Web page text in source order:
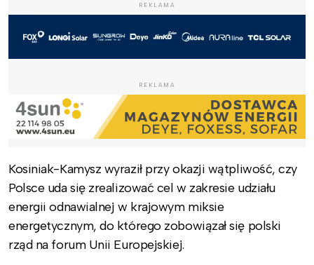
REKLAMA
REKLAMA
Kosiniak-Kamysz wyraził przy okazji wątpliwość, czy
Polsce uda się zrealizować cel w zakresie udziału
energii odnawialnej w krajowym miksie
energetycznym, do którego zobowiązał się polski
rząd na forum Unii Europejskiej.